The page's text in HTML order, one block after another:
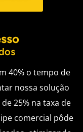
40% o tempo de
nossa solução
25% na taxa de
comercial pôde